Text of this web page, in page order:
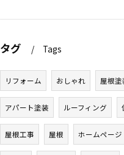
タグ Tags
リフォーム おしゃれ 屋根塗
アパート塗装 ルーフィング
屋根工事 屋根 ホームページ